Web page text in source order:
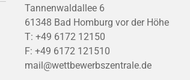
Tannenwaldallee 6
61348 Bad Homburg vor der Höhe
T: +49 6172 12150
F: +49 6172 121510
mail@wettbewerbszentrale.de